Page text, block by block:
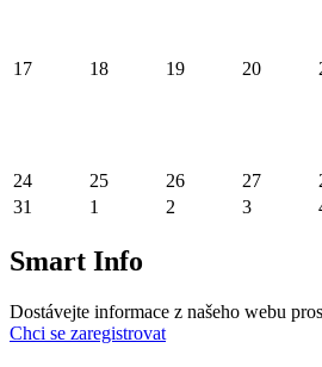
17 18 19 20
24 25 26 27
31
1 2 3
Smart Info
Dostávejte informace z našeho webu
Chci se zaregistrovat